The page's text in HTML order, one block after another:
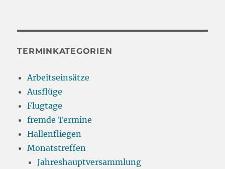
TERMINKATEGORIEN
Arbeitseinsätze
Ausflüge
Flugtage
fremde Termine
Hallenfliegen
Monatstreffen
Jahreshauptversammlung